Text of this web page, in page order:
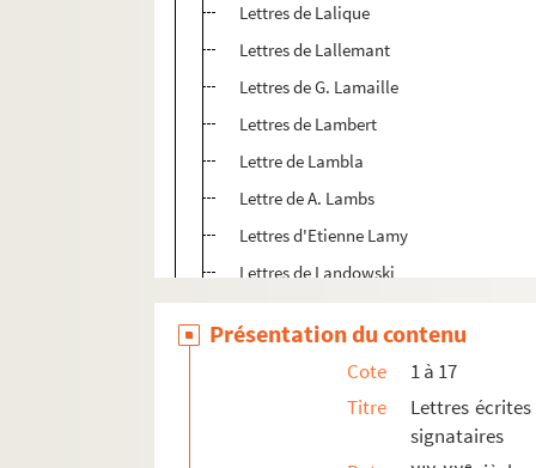
Lettres de Lalique
Lettres de Lallemant
Lettres de G. Lamaille
Lettres de Lambert
Lettre de Lambla
Lettre de A. Lambs
Lettres d'Etienne Lamy
Lettres de Landowski
Lettre de J-B Langlet
Lettres du général Langlois
Lettres de G. Lanson
Lettres de P. de Lanux
Présentation du contenu
Cote
1 à 17
Titre
Lettres
signataires